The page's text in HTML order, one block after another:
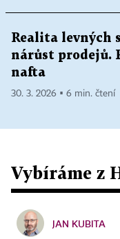
Realita levných
nárůst prodejů.
nafta
30. 3. 2026 ▪ 6 min. čtení
Vybíráme z
JAN KUBITA